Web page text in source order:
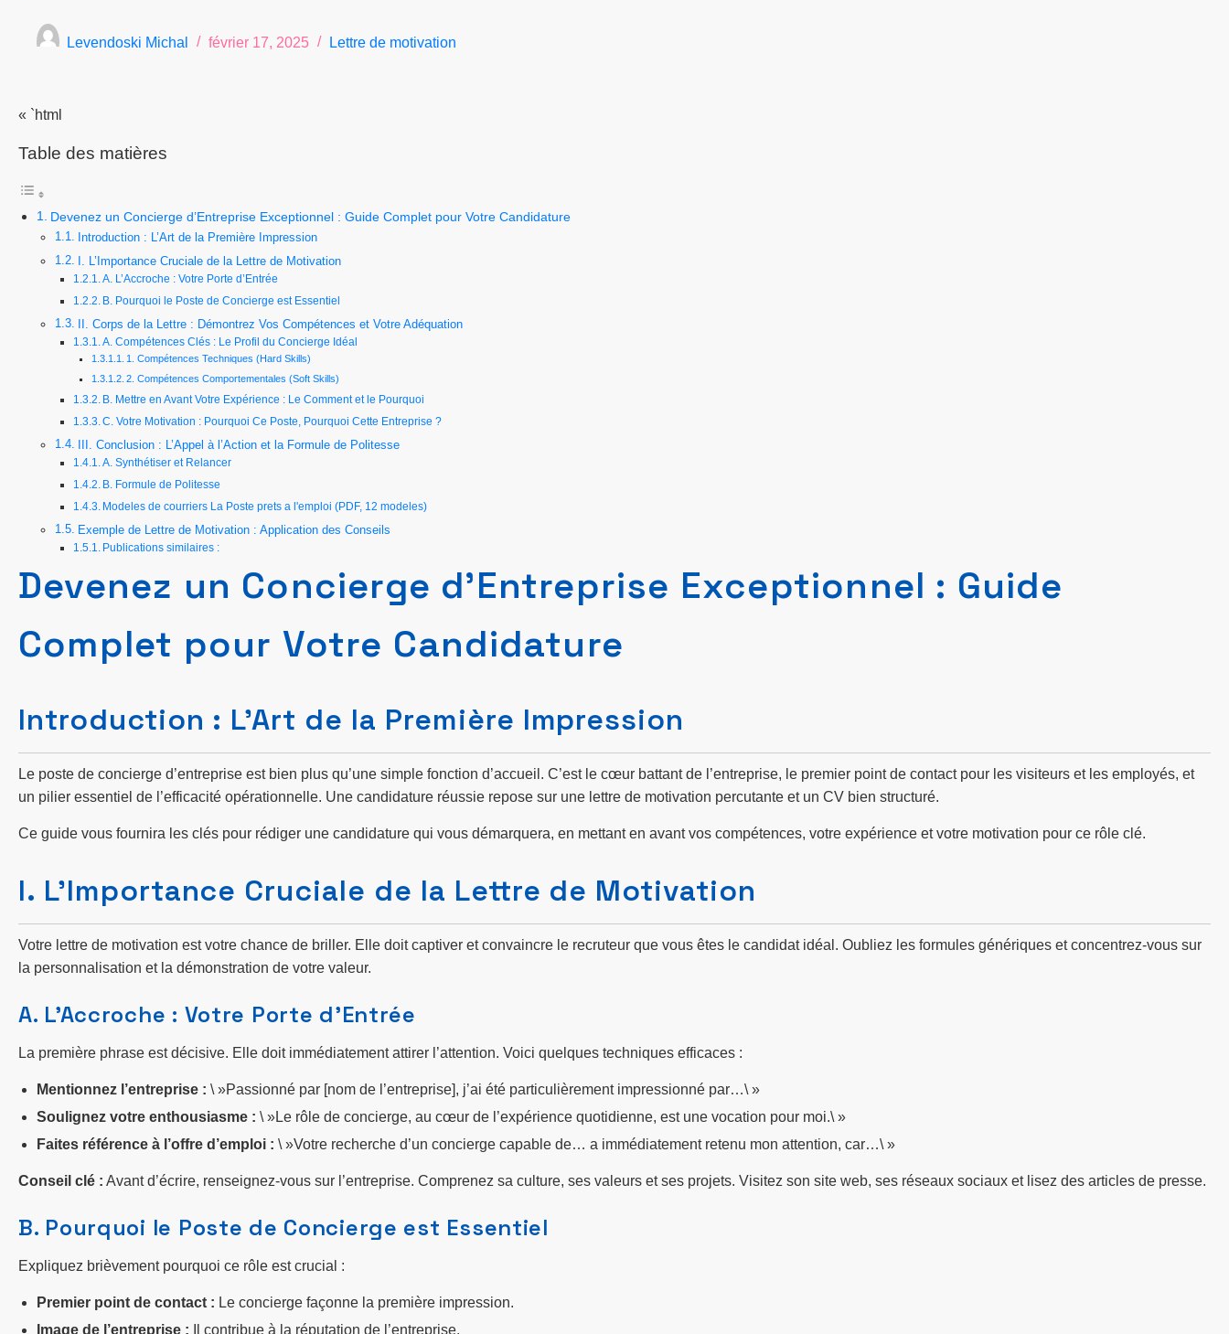
Levendoski Michal février 17, 2025 Lettre de motivation
« `html
Table des matières
Devenez un Concierge d’Entreprise Exceptionnel : Guide Complet pour Votre Candidature
Introduction : L’Art de la Première Impression
I. L’Importance Cruciale de la Lettre de Motivation
A. L’Accroche : Votre Porte d’Entrée
B. Pourquoi le Poste de Concierge est Essentiel
II. Corps de la Lettre : Démontrez Vos Compétences et Votre Adéquation
A. Compétences Clés : Le Profil du Concierge Idéal
1. Compétences Techniques (Hard Skills)
2. Compétences Comportementales (Soft Skills)
B. Mettre en Avant Votre Expérience : Le Comment et le Pourquoi
C. Votre Motivation : Pourquoi Ce Poste, Pourquoi Cette Entreprise ?
III. Conclusion : L’Appel à l’Action et la Formule de Politesse
A. Synthétiser et Relancer
B. Formule de Politesse
Modeles de courriers La Poste prets a l'emploi (PDF, 12 modeles)
Exemple de Lettre de Motivation : Application des Conseils
Publications similaires :
Devenez un Concierge d’Entreprise Exceptionnel : Guide
Complet pour Votre Candidature
Introduction : L’Art de la Première Impression
Le poste de concierge d’entreprise est bien plus qu’une simple fonction d’accueil. C’est le cœur battant de l’entreprise, le premier point de contact pour les visiteurs et les employés, et
un pilier essentiel de l’efficacité opérationnelle. Une candidature réussie repose sur une lettre de motivation percutante et un CV bien structuré.
Ce guide vous fournira les clés pour rédiger une candidature qui vous démarquera, en mettant en avant vos compétences, votre expérience et votre motivation pour ce rôle clé.
I. L’Importance Cruciale de la Lettre de Motivation
Votre lettre de motivation est votre chance de briller. Elle doit captiver et convaincre le recruteur que vous êtes le candidat idéal. Oubliez les formules génériques et concentrez-vous sur
la personnalisation et la démonstration de votre valeur.
A. L’Accroche : Votre Porte d’Entrée
La première phrase est décisive. Elle doit immédiatement attirer l’attention. Voici quelques techniques efficaces :
Mentionnez l’entreprise : \ »Passionné par [nom de l’entreprise], j’ai été particulièrement impressionné par…\ »
Soulignez votre enthousiasme : \ »Le rôle de concierge, au cœur de l’expérience quotidienne, est une vocation pour moi.\ »
Faites référence à l’offre d’emploi : \ »Votre recherche d’un concierge capable de… a immédiatement retenu mon attention, car…\ »
Conseil clé : Avant d’écrire, renseignez-vous sur l’entreprise. Comprenez sa culture, ses valeurs et ses projets. Visitez son site web, ses réseaux sociaux et lisez des articles de presse.
B. Pourquoi le Poste de Concierge est Essentiel
Expliquez brièvement pourquoi ce rôle est crucial :
Premier point de contact : Le concierge façonne la première impression.
Image de l’entreprise : Il contribue à la réputation de l’entreprise.